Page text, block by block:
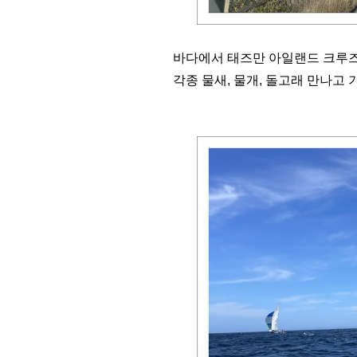
바다에서 태즈만 아일랜드 크루
각종 물새, 물개, 돌고래 만나고